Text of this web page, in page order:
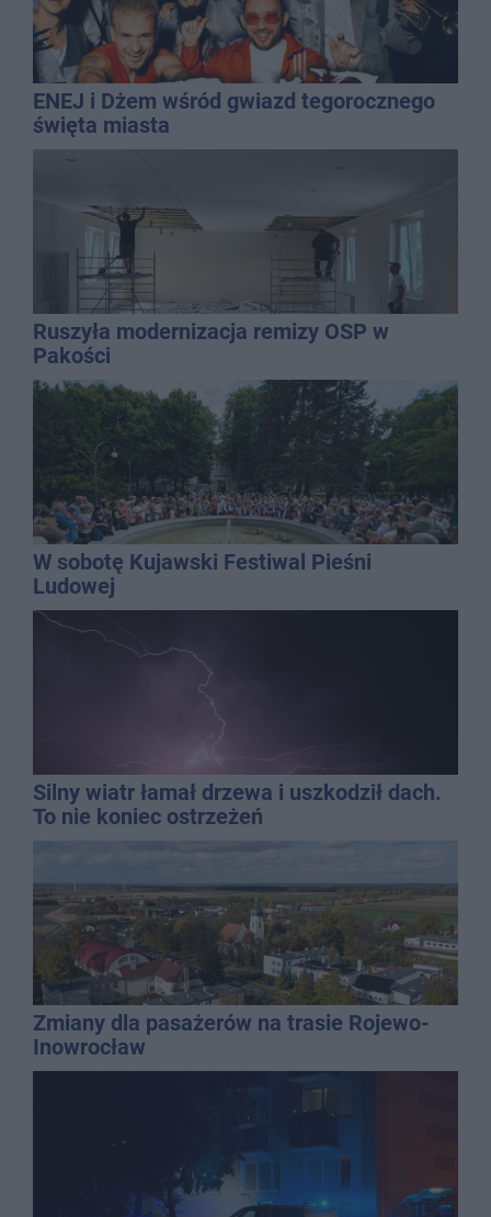
ENEJ i Dżem wśród gwiazd tegorocznego
święta miasta
Ruszyła modernizacja remizy OSP w
Pakości
W sobotę Kujawski Festiwal Pieśni
Ludowej
Silny wiatr łamał drzewa i uszkodził dach.
To nie koniec ostrzeżeń
Zmiany dla pasażerów na trasie Rojewo-
Inowrocław